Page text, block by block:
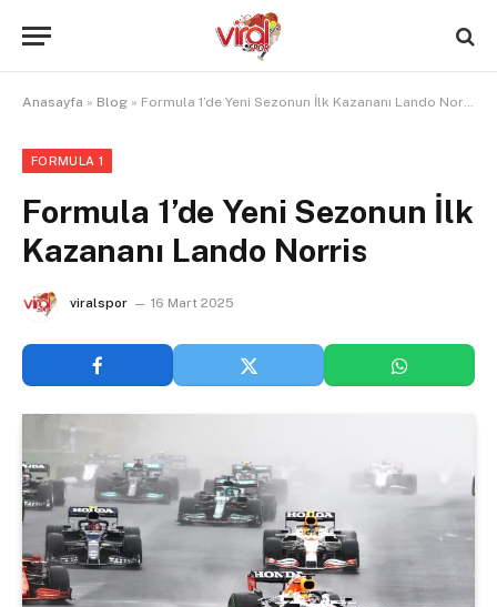
Anasayfa » Blog » Formula 1’de Yeni Sezonun İlk Kazananı Lando Norris
FORMULA 1
Formula 1’de Yeni Sezonun İlk
Kazananı Lando Norris
viralspor 16 Mart 2025